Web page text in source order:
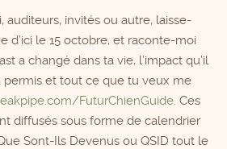
auditeurs, invités ou autre, laisse-
d’ici le 15 octobre, et raconte-moi
a changé dans ta vie, l’impact qu’il
permis et tout ce que tu veux me
FuturChienGuide. Ces
diffusés sous forme de calendrier
Sont-Ils Devenus ou QSID tout le